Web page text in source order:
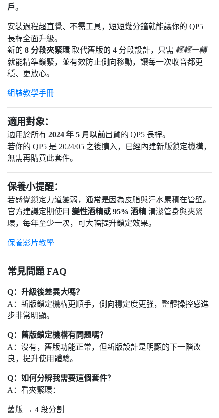
戶。
安裝過程超直覺、不需工具，短短幾分鐘就能讓你的 QP5
長桿全面升級。
新的 8 分段夾緊環 取代舊版的 4 分段設計，只需 輕輕一轉
就能精準鎖緊，並有效防止側向移動，讓每一次收音都更
穩、更放心。
組裝教學手冊
適用對象：
適用於所有 2024 年 5 月以前出貨的 QP5 長桿。
若你的 QP5 是 2024/05 之後購入，已經內建新版鎖定機構，
無需再購買此套件。
保養小提醒：
若感覺鎖定力道變弱，通常是因為皮脂與汗水累積在管壁。
官方建議定期使用 變性酒精或 95% 酒精 清潔管身與夾緊
環，每年至少一次，可大幅提升鎖定效果。
保養影片教學
常見問題 FAQ
Q：升級後差異大嗎？
A：新版鎖定機構更順手，側向穩定度更強，整體操控感進
步非常明顯。
Q：舊版鎖定機構有問題嗎？
A：沒有，舊版功能正常，但新版設計是明顯的下一階改
良，提升使用體驗。
Q：如何分辨我需要這個套件？
A：看夾緊環：
舊版 → 4 段分割